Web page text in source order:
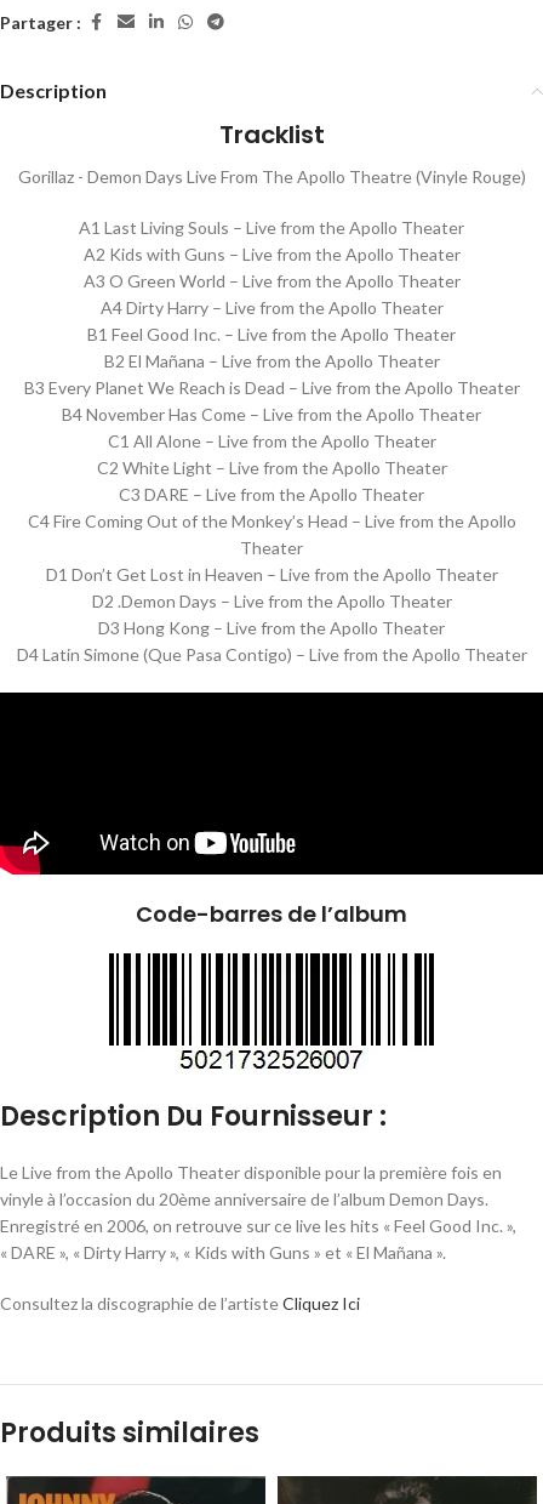
Partager :
Description
Tracklist
Gorillaz - Demon Days Live From The Apollo Theatre (Vinyle Rouge)
A1 Last Living Souls – Live from the Apollo Theater
A2 Kids with Guns – Live from the Apollo Theater
A3 O Green World – Live from the Apollo Theater
A4 Dirty Harry – Live from the Apollo Theater
B1 Feel Good Inc. – Live from the Apollo Theater
B2 El Mañana – Live from the Apollo Theater
B3 Every Planet We Reach is Dead – Live from the Apollo Theater
B4 November Has Come – Live from the Apollo Theater
C1 All Alone – Live from the Apollo Theater
C2 White Light – Live from the Apollo Theater
C3 DARE – Live from the Apollo Theater
C4 Fire Coming Out of the Monkey’s Head – Live from the Apollo
Theater
D1 Don’t Get Lost in Heaven – Live from the Apollo Theater
D2 .Demon Days – Live from the Apollo Theater
D3 Hong Kong – Live from the Apollo Theater
D4 Latin Simone (Que Pasa Contigo) – Live from the Apollo Theater
Code-barres de l’album
Description Du Fournisseur :
Le Live from the Apollo Theater disponible pour la première fois en
vinyle à l’occasion du 20ème anniversaire de l’album Demon Days.
Enregistré en 2006, on retrouve sur ce live les hits « Feel Good Inc. »,
« DARE », « Dirty Harry », « Kids with Guns » et « El Mañana ».
Consultez la discographie de l’artisteCliquez Ici
Produits similaires